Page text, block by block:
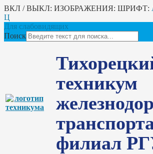
ВКЛ / ВЫКЛ: ИЗОБРАЖЕНИЯ: ШРИФТ:
Ц
Для слабовидящих
Поиск
техникум
филиал